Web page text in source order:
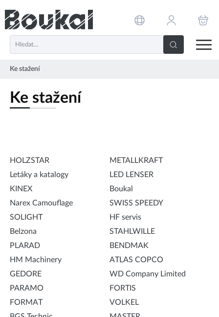
Ke stažení
Ke stažení
HOLZSTAR
METALLKRAFT
Letáky a katalogy
LED LENSER
KINEX
Boukal
Narex Camouflage
SWISS SPEEDY
SOLIGHT
HF servis
Belzona
STAHLWILLE
PLARAD
BENDMAK
HM Machinery
ATLAS COPCO
GEDORE
WD Company Limited
PARAMO
FORTIS
FORMAT
VOLKEL